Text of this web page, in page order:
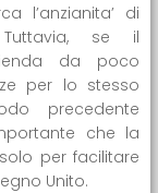
l’anzianita’ di
Tuttavia, se il
da poco
per lo stesso
precedente
che la
per facilitare
Unito.